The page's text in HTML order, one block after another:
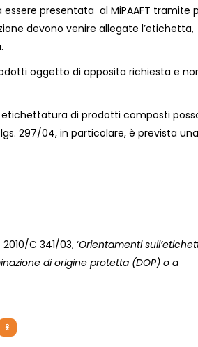
essere presentata al MiPAAFT tramite
devono venire allegate l’etichetta,
oggetto di apposita richiesta e
etichettatura di prodotti composti
297/04, in particolare, è prevista una
C 341/03, ‘Orientamenti
di origine protetta (DOP) o a